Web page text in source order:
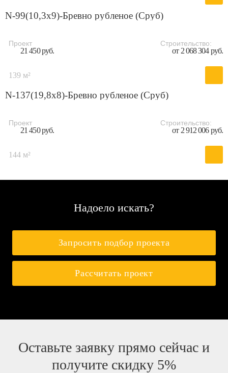
N-99(10,3х9)-Бревно рубленое (Сруб)
Проект
21 450 руб.
Строительство:
от 2 068 304 руб.
139 м²
N-137(19,8x8)-Бревно рубленое (Сруб)
Проект
21 450 руб.
Строительство:
от 2 912 006 руб.
144 м²
Надоело искать?
Запросить подбор проекта
Рассчитать проект
Оставьте заявку прямо сейчас и
получите скидку 5%